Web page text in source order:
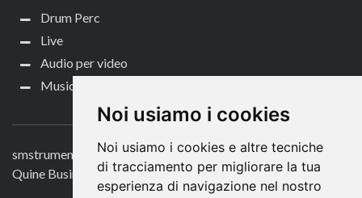
Noi usiamo i cookies
Noi usiamo i cookies e altre tecniche
di tracciamento per migliorare la tua
esperienza di navigazione nel nostro
Drum Perc
Live
Audio per video
Music Life
CONTATTACI
smstrumentimusicali.it
Quine Business Publisher